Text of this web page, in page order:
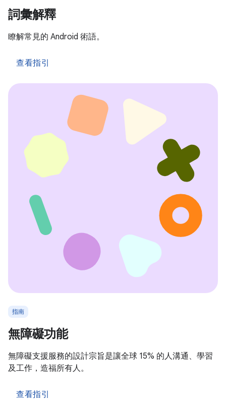
詞彙解釋
瞭解常見的 Android 術語。
查看指引
指南
無障礙功能
無障礙支援服務的設計宗旨是讓全球 15% 的人溝通、學習
及工作，造福所有人。
查看指引